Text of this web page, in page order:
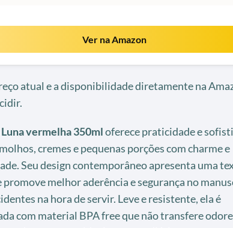
Ver na Amazon
atual e a disponibilidade diretamente na
vermelha 350mloferece praticidade e
cremes e pequenas porções com charme e
Seu design contemporâneo apresenta uma
promove melhor aderência e segurança no
na hora de servir. Leve e resistente, ela é
com material BPA free que não transfere